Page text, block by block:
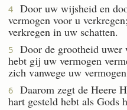
4
Door uw wijsheid en
vermogen voor u
verkregen in uw schatten.
5
Door de grootheid
hebt gij uw vermogen
zich vanwege uw
6
Daarom zegt de Heere
hart gesteld hebt als Gods